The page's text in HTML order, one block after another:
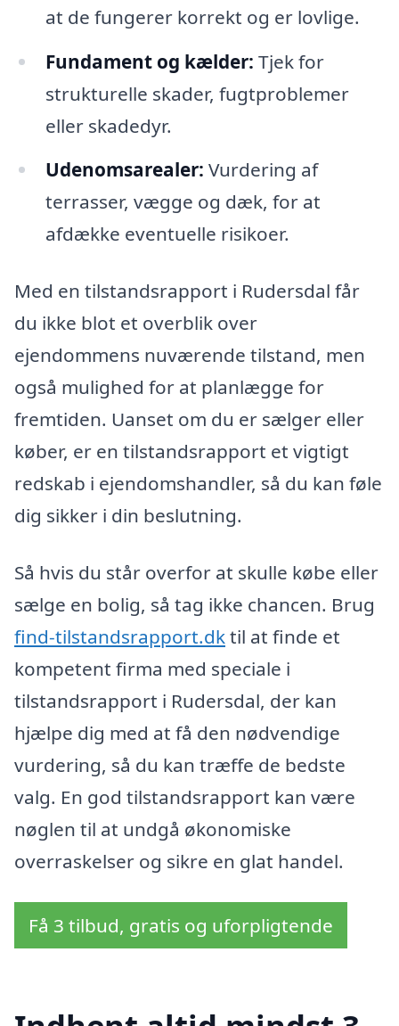
at de fungerer korrekt og er lovlige.
Fundament og kælder: Tjek for
strukturelle skader, fugtproblemer
eller skadedyr.
Udenomsarealer: Vurdering af
terrasser, vægge og dæk, for at
afdække eventuelle risikoer.
Med en tilstandsrapport i Rudersdal får
du ikke blot et overblik over
ejendommens nuværende tilstand, men
også mulighed for at planlægge for
fremtiden. Uanset om du er sælger eller
køber, er en tilstandsrapport et vigtigt
redskab i ejendomshandler, så du kan føle
dig sikker i din beslutning.
Så hvis du står overfor at skulle købe eller
sælge en bolig, så tag ikke chancen. Brug
find-tilstandsrapport.dktil at finde et
kompetent firma med speciale i
tilstandsrapport i Rudersdal, der kan
hjælpe dig med at få den nødvendige
vurdering, så du kan træffe de bedste
valg. En god tilstandsrapport kan være
nøglen til at undgå økonomiske
overraskelser og sikre en glat handel.
Få 3 tilbud, gratis og uforpligtende